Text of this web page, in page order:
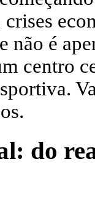
não é
centro
do